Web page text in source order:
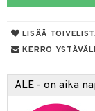
LISÄÄ
KERRO
ALE - on aika
kuorinta
alentavat